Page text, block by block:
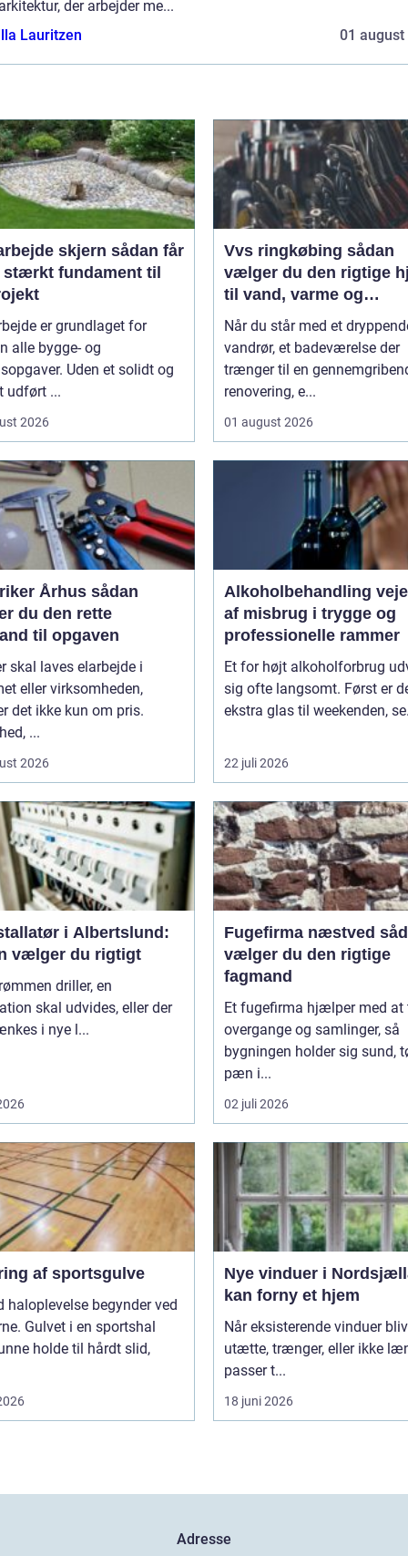
der arbejder me...
Lauritzen
01 august
skjern sådan får
stærkt fundament til
er grundlaget for
alle bygge- og
Uden et solidt og
udført ...
2026
Vvs ringkøbing sådan
vælger du den rigtige
til vand, varme og
ventilation
Når du står med et
vandrør, et badeværelse der
trænger til en
renovering, e...
01 august 2026
Århus sådan
du den rette
til opgaven
skal laves elarbejde i
eller virksomheden,
det ikke kun om pris.
...
2026
Alkoholbehandling vejen ud
af misbrug i trygge og
professionelle rammer
Et for højt alkoholforbrug
sig ofte langsomt. Først er
ekstra glas til weekenden,
22 juli 2026
i Albertslund:
vælger du rigtigt
driller, en
skal udvides, eller der
i nye l...
Fugefirma næstved sådan
vælger du den rigtige
fagmand
Et fugefirma hjælper med
overgange og samlinger, så
bygningen holder sig sund,
pæn i...
02 juli 2026
af sportsgulve
haloplevelse begynder ved
Gulvet i en sportshal
holde til hårdt slid,
Nye vinduer i
kan forny et hjem
Når eksisterende vinduer
utætte, trænger, eller ikke
passer t...
18 juni 2026
Adresse